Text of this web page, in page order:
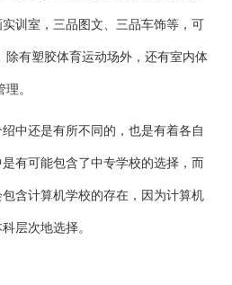
训室，三品图文、三品车饰等，可
除有塑胶体育运动场外，还有室内体
。
中还是有所不同的，也是有着各自
有可能包含了中专学校的选择，而
含计算机学校的存在，因为计算机
层次地选择。